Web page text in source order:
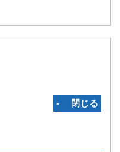
‐ 閉じる